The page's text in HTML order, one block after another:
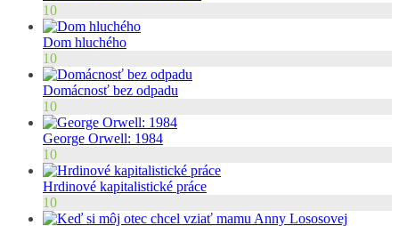
10
Dom hluchého
10
Domácnosť bez odpadu
10
George Orwell: 1984
10
Hrdinové kapitalistické práce
10